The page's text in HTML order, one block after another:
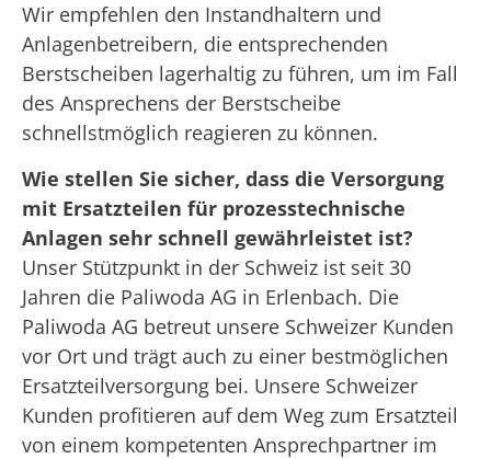
Wir empfehlen den Instandhaltern und
Anlagenbetreibern, die entsprechenden
Berstscheiben lagerhaltig zu führen, um im Fall
des Ansprechens der Berstscheibe
schnellstmöglich reagieren zu können.
Wie stellen Sie sicher, dass die Versorgung
mit Ersatzteilen für prozesstechnische
Anlagen sehr schnell gewährleistet ist?
Unser Stützpunkt in der Schweiz ist seit 30
Jahren die Paliwoda AG in Erlenbach. Die
Paliwoda AG betreut unsere Schweizer Kunden
vor Ort und trägt auch zu einer bestmöglichen
Ersatzteilversorgung bei. Unsere Schweizer
Kunden profitieren auf dem Weg zum Ersatzteil
von einem kompetenten Ansprechpartner im